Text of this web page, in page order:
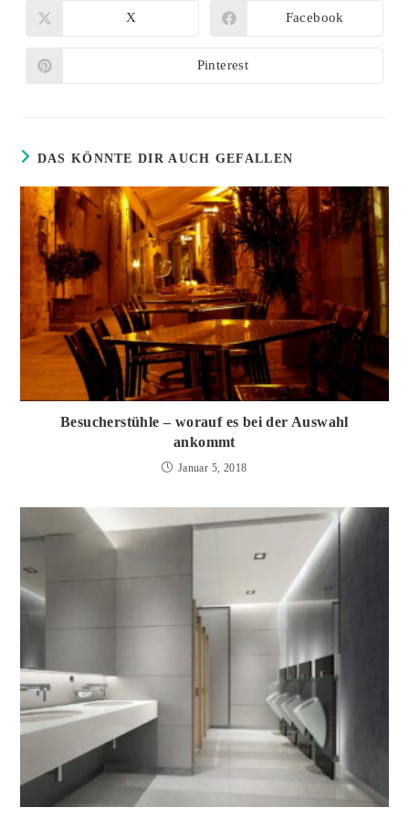
Öffnet
X
Öffnet
Facebook
Öffnet
Pinterest
DAS KÖNNTE DIR AUCH GEFALLEN
Besucherstühle – worauf es bei der Auswahl
ankommt
Januar 5, 2018